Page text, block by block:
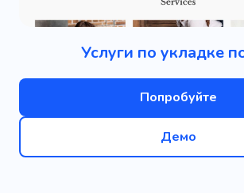
Услуги по укладке
Попробуйте
Демо